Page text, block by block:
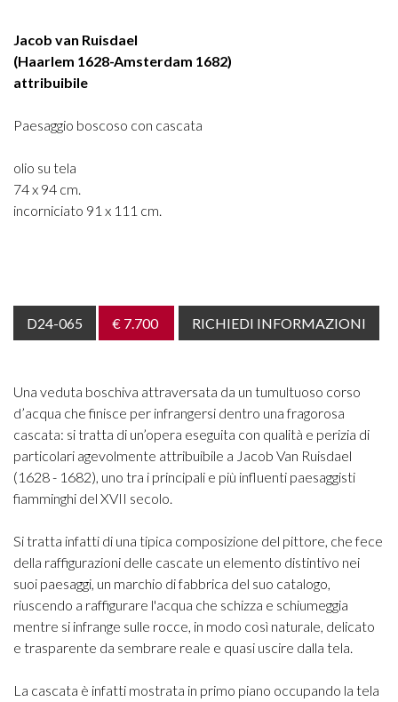
Jacob van Ruisdael
(Haarlem 1628-Amsterdam 1682)
attribuibile
Paesaggio boscoso con cascata
olio su tela
74 x 94 cm.
incorniciato 91 x 111 cm.
D24-065 € 7.700 RICHIEDI INFORMAZIONI
Una veduta boschiva attraversata da un tumultuoso corso
d’acqua che finisce per infrangersi dentro una fragorosa
cascata: si tratta di un’opera eseguita con qualità e perizia di
particolari agevolmente attribuibile a Jacob Van Ruisdael
(1628 - 1682), uno tra i principali e più influenti paesaggisti
fiamminghi del XVII secolo.
Si tratta infatti di una tipica composizione del pittore, che fece
della raffigurazioni delle cascate un elemento distintivo nei
suoi paesaggi, un marchio di fabbrica del suo catalogo,
riuscendo a raffigurare l'acqua che schizza e schiumeggia
mentre si infrange sulle rocce, in modo così naturale, delicato
e trasparente da sembrare reale e quasi uscire dalla tela.
La cascata è infatti mostrata in primo piano occupando la tela